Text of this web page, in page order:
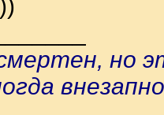
но